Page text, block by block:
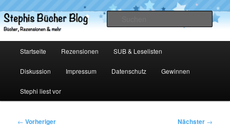
primären
Inhalt
Stephis Bücher Blog
Startseite Rezensionen SUB & Leselisten
Diskussion Impressum Datenschutz Gewinnen
Stephi liest vor
Beitragsnavigation
← Vorheriger Nächster →